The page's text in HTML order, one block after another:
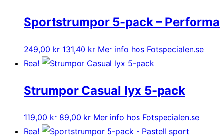
Sportstrumpor 5-pack –
249,00kr Det
ursprungliga
var:
131,40 krDet
nuvarande
är:
Mer info hos Fotspecialen.se
Rea!
Strumpor Casual lyx 5-pack
119,00kr Det
ursprungliga
89,00 krDet
nuvarande
Mer info hos Fotspecialen.se
Rea!